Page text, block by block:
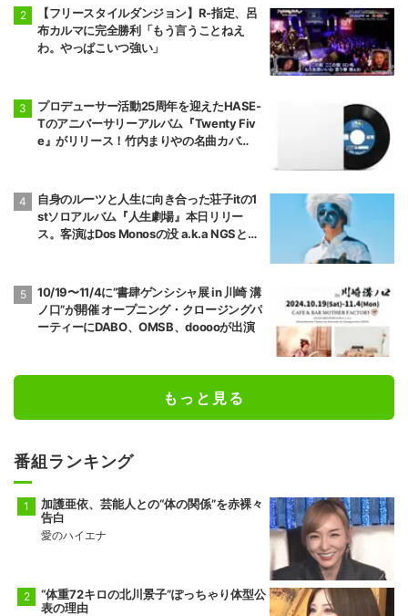
全限定プレスのアナログ盤でリリース。
【フリースタイルダンジョン】R-指定、呂
布カルマに完全勝利「もう言うことねえ
わ。やっぱこいつ強い」
プロデューサー活動25周年を迎えたHASE-
Tのアニバーサリーアルバム『Twenty Fiv
e』がリリース！竹内まりやの名曲カバ
り発売！
自身のルーツと人生に向き合った荘子itの1
stソロアルバム『人生劇場』本日リリー
ス。客演はDos Monosの没 a.k.a NGSとTa
10/19〜11/4に”書肆ゲンシシャ展 in 川崎 溝
ノ口”が開催 オープニング・クロージングパ
ーティーにDABO、OMSB、dooooが出演
もっと見る
番組ランキング
加護亜依、芸能人との“体の関係”を赤裸々
告白
愛のハイエナ
“体重72キロの北川景子”ぽっちゃり体型公
表の理由